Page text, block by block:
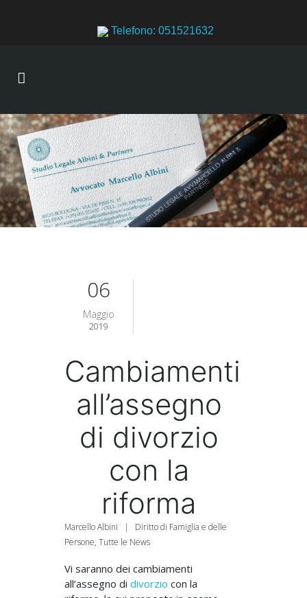
Telefono: 051521632
06
Maggio
2019
Cambiamenti
all’assegno
di divorzio
con la
riforma
Marcello Albini | Diritto di Famiglia e delle
Persone, Tutte le News
Vi saranno dei cambiamenti
all’assegno di divorzio con la